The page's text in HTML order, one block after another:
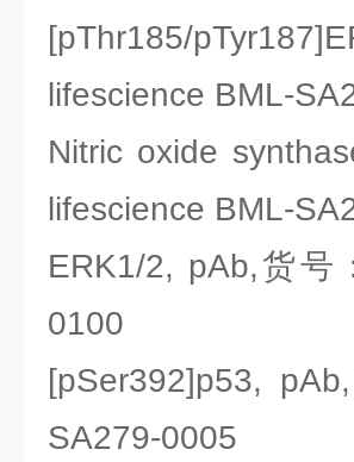
[pThr185/
lifescience BML-
Nitric oxide
lifescience BML-
ERK1/2, pAb,货号
0100
[pSer392]p53,
SA279-0005